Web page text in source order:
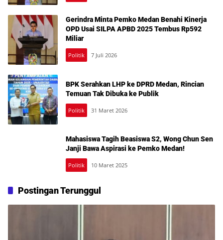
Gerindra Minta Pemko Medan Benahi Kinerja
OPD Usai SILPA APBD 2025 Tembus Rp592
Miliar
Politik 7 Juli 2026
BPK Serahkan LHP ke DPRD Medan, Rincian
Temuan Tak Dibuka ke Publik
Politik 31 Maret 2026
Mahasiswa Tagih Beasiswa S2, Wong Chun Sen
Janji Bawa Aspirasi ke Pemko Medan!
Politik 10 Maret 2025
Postingan Terunggul